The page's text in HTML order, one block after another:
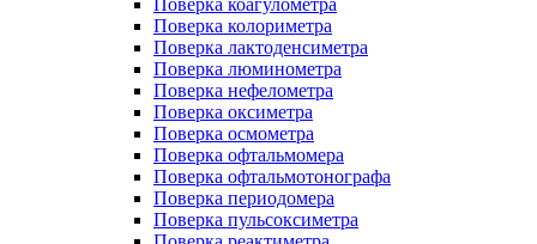
Поверка коагулометра
Поверка колориметра
Поверка лактоденсиметра
Поверка люминометра
Поверка нефелометра
Поверка оксиметра
Поверка осмометра
Поверка офтальмомера
Поверка офтальмотонографа
Поверка периодомера
Поверка пульсоксиметра